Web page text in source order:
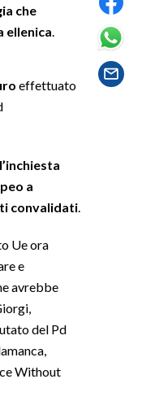
che
ellenica
effettuato
l’inchiesta
a
convalidati
Ue ora
e
avrebbe
del Pd
Without